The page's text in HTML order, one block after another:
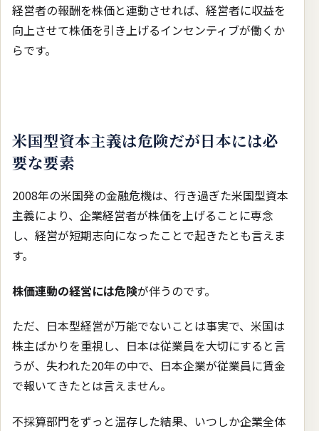
経営者の報酬を株価と連動させれば、経営者に収益を
向上させて株価を引き上げるインセンティブが働くか
らです。
米国型資本主義は危険だが日本には必
要な要素
2008年の米国発の金融危機は、行き過ぎた米国型資本
主義により、企業経営者が株価を上げることに専念
し、経営が短期志向になったことで起きたとも言えま
す。
株価連動の経営には危険が伴うのです。
ただ、日本型経営が万能でないことは事実で、米国は
株主ばかりを重視し、日本は従業員を大切にすると言
うが、失われた20年の中で、日本企業が従業員に賃金
で報いてきたとは言えません。
不採算部門をずっと温存した結果、いつしか企業全体